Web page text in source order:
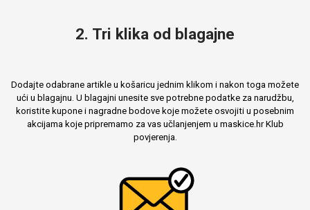
2. Tri klika od blagajne
Dodajte odabrane artikle u košaricu jednim klikom i nakon toga možete
ući u blagajnu. U blagajni unesite sve potrebne podatke za narudžbu,
koristite kupone i nagradne bodove koje možete osvojiti u posebnim
akcijama koje pripremamo za vas učlanjenjem u maskice.hr Klub
povjerenja.
MarbleMania
Crtani filmovi